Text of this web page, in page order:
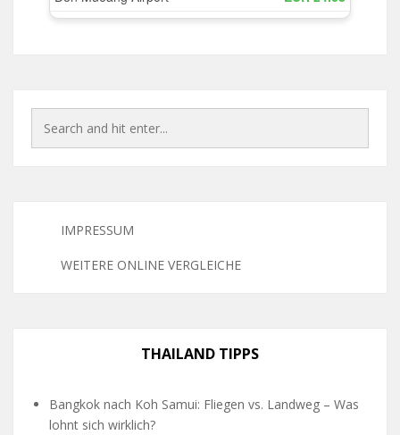
IMPRESSUM
WEITERE ONLINE VERGLEICHE
THAILAND TIPPS
Bangkok nach Koh Samui: Fliegen vs. Landweg – Was
lohnt sich wirklich?